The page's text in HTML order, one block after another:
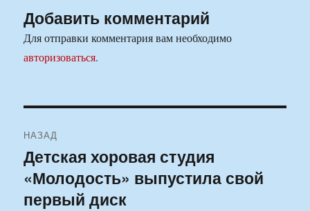
Добавить комментарий
Для отправки комментария вам необходимо
авторизоваться.
по
записям
НАЗАД
Предыдущая
запись:
Детская хоровая студия
«Молодость» выпустила свой
первый диск